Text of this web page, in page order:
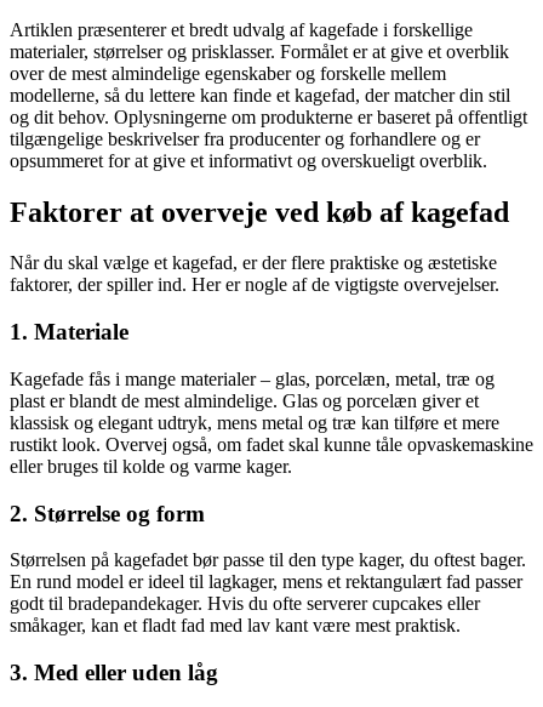
Artiklen præsenterer et bredt udvalg af kagefade i forskellige
materialer, størrelser og prisklasser. Formålet er at give et overblik
over de mest almindelige egenskaber og forskelle mellem
modellerne, så du lettere kan finde et kagefad, der matcher din stil
og dit behov. Oplysningerne om produkterne er baseret på offentligt
tilgængelige beskrivelser fra producenter og forhandlere og er
opsummeret for at give et informativt og overskueligt overblik.
Faktorer at overveje ved køb af kagefad
Når du skal vælge et kagefad, er der flere praktiske og æstetiske
faktorer, der spiller ind. Her er nogle af de vigtigste overvejelser.
1. Materiale
Kagefade fås i mange materialer – glas, porcelæn, metal, træ og
plast er blandt de mest almindelige. Glas og porcelæn giver et
klassisk og elegant udtryk, mens metal og træ kan tilføre et mere
rustikt look. Overvej også, om fadet skal kunne tåle opvaskemaskine
eller bruges til kolde og varme kager.
2. Størrelse og form
Størrelsen på kagefadet bør passe til den type kager, du oftest bager.
En rund model er ideel til lagkager, mens et rektangulært fad passer
godt til bradepandekager. Hvis du ofte serverer cupcakes eller
småkager, kan et fladt fad med lav kant være mest praktisk.
3. Med eller uden låg